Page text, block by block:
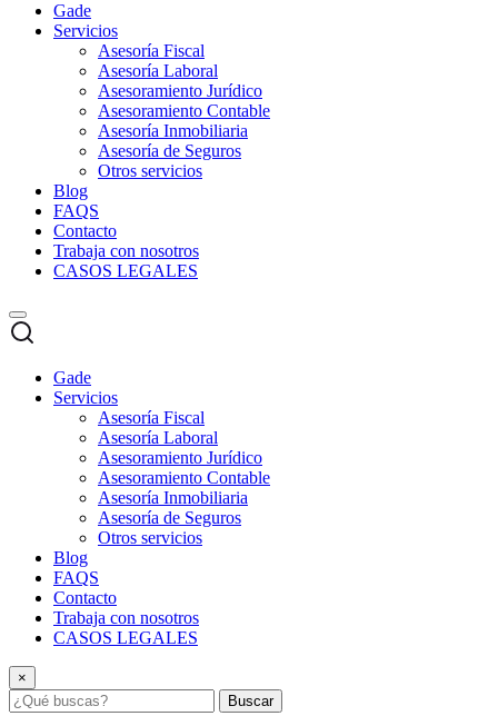
Gade
Servicios
Asesoría Fiscal
Asesoría Laboral
Asesoramiento Jurídico
Asesoramiento Contable
Asesoría Inmobiliaria
Asesoría de Seguros
Otros servicios
Blog
FAQS
Contacto
Trabaja con nosotros
CASOS LEGALES
Gade
Servicios
Asesoría Fiscal
Asesoría Laboral
Asesoramiento Jurídico
Asesoramiento Contable
Asesoría Inmobiliaria
Asesoría de Seguros
Otros servicios
Blog
FAQS
Contacto
Trabaja con nosotros
CASOS LEGALES
×
Buscar